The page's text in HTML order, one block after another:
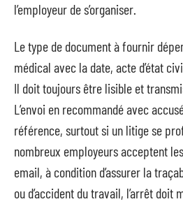
l’employeur de s’organiser.
Le type de document à fournir
médical avec la date, acte d’état
Il doit toujours être lisible et
L’envoi en recommandé avec
référence, surtout si un litige se
nombreux employeurs acceptent
email, à condition d’assurer la
ou d’accident du travail, l’arrêt doit